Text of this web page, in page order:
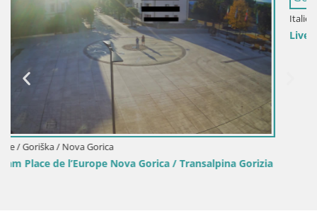
Gorizia
Italie / Frioul-Vénétie julienne / Gorizia
Livecam Transalpina / Place Europe – Nova Gorica